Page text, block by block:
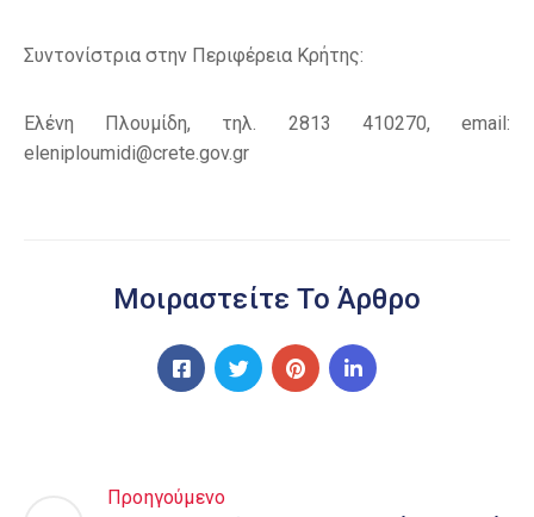
Συντονίστρια στην Περιφέρεια Κρήτης:
Ελένη Πλουμίδη, τηλ. 2813 410270, email:
eleniploumidi@crete.gov.gr
Μοιραστείτε Το Άρθρο
Προηγούμενο